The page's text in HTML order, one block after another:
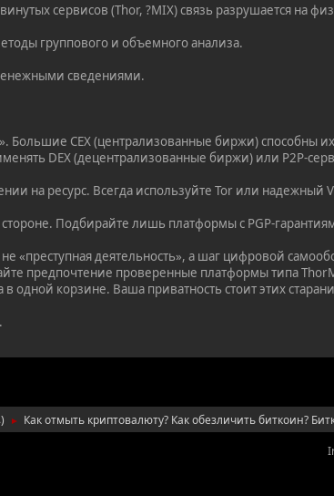
сервисов (Thor, ?MIX) связь разрушается на
группового и объемного анализа.
сведениями.
CEX (централизованные биржи) способны
DEX (децентрализованные биржи) или P2P-
на ресурс. Всегда используйте Tor или надежный
Подбирайте лишь платформы с PGP-
«преступная деятельность», а шаг цифровой
предпочтение проверенные платформы типа
одной корзине. Ваша приватность стоит этих
) ►
Как отмыть криптовалюту? Как обезличить биткоин?